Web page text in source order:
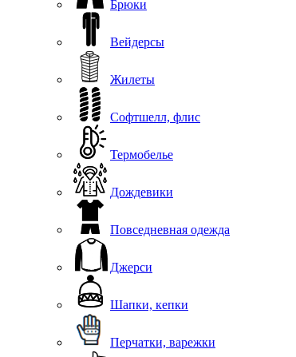
Брюки
Вейдерсы
Жилеты
Софтшелл, флис
Термобелье
Дождевики
Повседневная одежда
Джерси
Шапки, кепки
Перчатки, варежки